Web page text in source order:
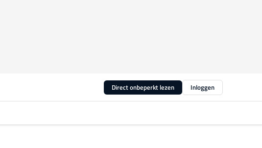
Direct onbeperkt lezen Inloggen